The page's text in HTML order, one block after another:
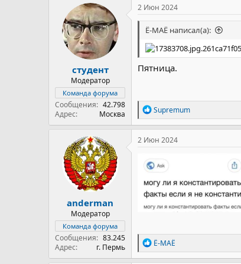
студент
Модератор
Команда форума
Сообщения
42.798
Адрес
Москва
2 Июн 2024
Ё-МАЁ написал(а):
Пятница.
Р
е
а
к
и
Supremum
anderman
Модератор
Команда форума
Сообщения
83.245
Адрес
г. Пермь
2 Июн 2024
Р
е
а
Ё-МАЁ